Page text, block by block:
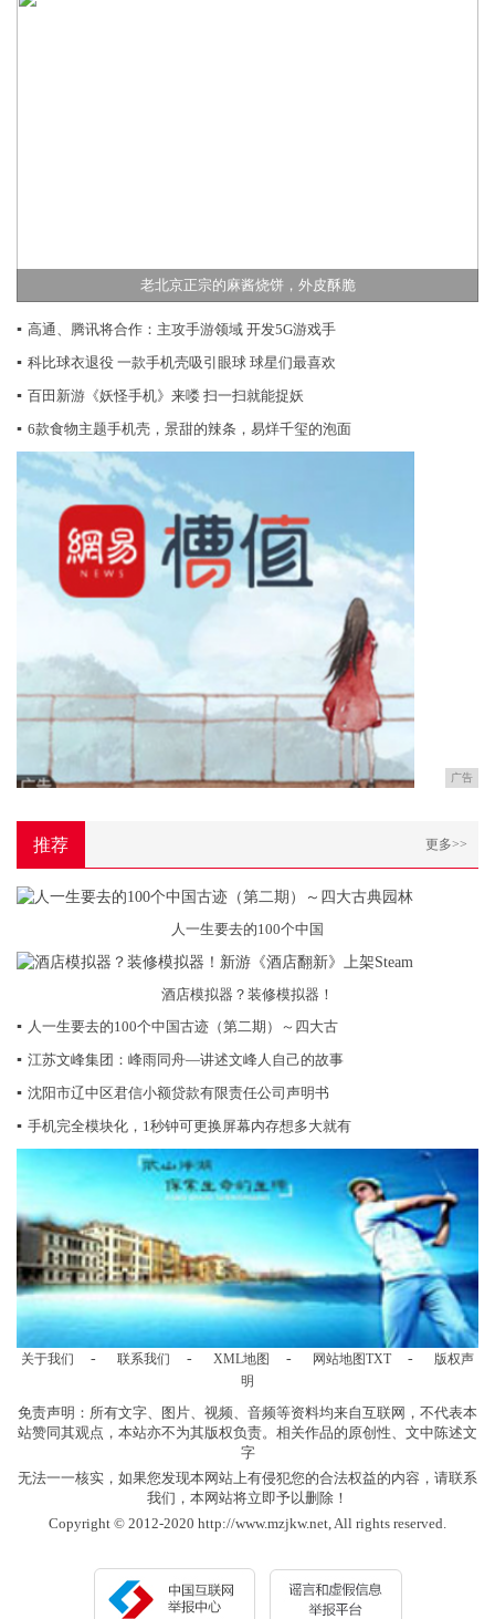
老北京正宗的麻酱烧饼，外皮酥脆
▪ 高通、腾讯将合作：主攻手游领域 开发5G游戏手
▪ 科比球衣退役 一款手机壳吸引眼球 球星们最喜欢
▪ 百田新游《妖怪手机》来喽 扫一扫就能捉妖
▪ 6款食物主题手机壳，景甜的辣条，易烊千玺的泡面
广告
推荐 更多>>
人一生要去的100个中国
酒店模拟器？装修模拟器！
▪ 人一生要去的100个中国古迹（第二期）～四大古
▪ 江苏文峰集团：峰雨同舟—讲述文峰人自己的故事
▪ 沈阳市辽中区君信小额贷款有限责任公司声明书
▪ 手机完全模块化，1秒钟可更换屏幕内存想多大就有
关于我们 - 联系我们 - XML地图 - 网站地图TXT -
版权声
明
免责声明：所有文字、图片、视频、音频等资料均来自互联网，不代表本
站赞同其观点，本站亦不为其版权负责。相关作品的原创性、文中陈述文
字
无法一一核实，如果您发现本网站上有侵犯您的合法权益的内容，请联系
我们，本网站将立即予以删除！
Copyright © 2012-2020 http://www.mzjkw.net, All rights reserved.